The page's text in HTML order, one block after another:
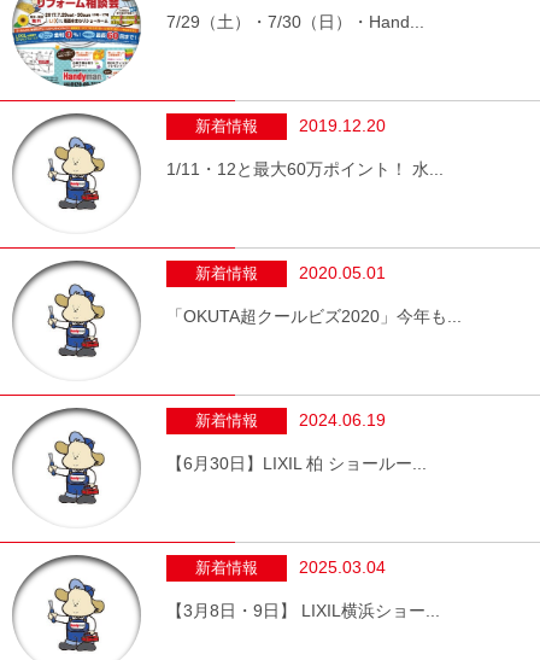
7/29（土）・7/30（日）・Hand...
新着情報 2019.12.20
1/11・12と最大60万ポイント！ 水...
新着情報 2020.05.01
「OKUTA超クールビズ2020」今年も...
新着情報 2024.06.19
【6月30日】LIXIL 柏 ショールー...
新着情報 2025.03.04
【3月8日・9日】 LIXIL横浜ショー...